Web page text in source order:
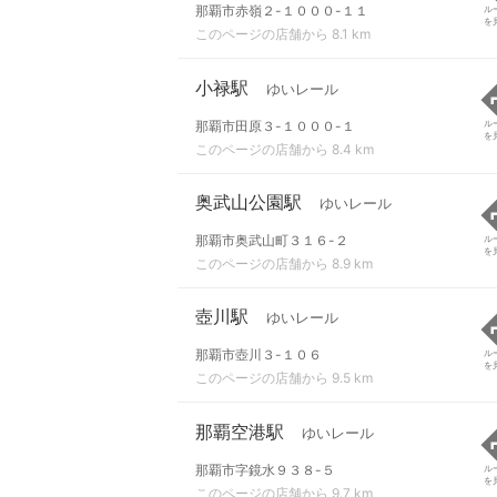
那覇市赤嶺２-１０００-１１
このページの店舗から 8.1 km
ル
を
小禄駅 ゆいレール
那覇市田原３-１０００-１
このページの店舗から 8.4 km
ル
を
奥武山公園駅 ゆいレール
那覇市奥武山町３１６-２
このページの店舗から 8.9 km
ル
を
壺川駅 ゆいレール
那覇市壺川３-１０６
このページの店舗から 9.5 km
ル
を
那覇空港駅 ゆいレール
那覇市字鏡水９３８-５
このページの店舗から 9.7 km
ル
を